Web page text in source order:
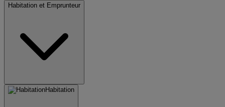
Habitation et Emprunteur
Habitation